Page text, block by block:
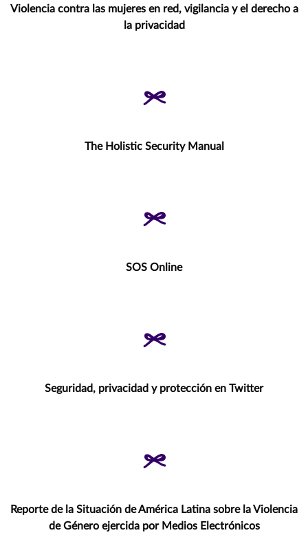
Violencia contra las mujeres en red, vigilancia y el derecho a
la privacidad
The Holistic Security Manual
SOS Online
Seguridad, privacidad y protección en Twitter
Reporte de la Situación de América Latina sobre la Violencia
de Género ejercida por Medios Electrónicos